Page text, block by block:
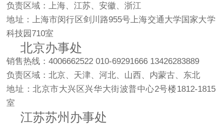
负责区域：上海、江苏、安徽、浙江
地址：上海市闵行区剑川路955号上海交通大学国家大学
科技园710室
北京办事处
销售热线：4006662522 010-69291666 13426283889
负责区域：北京、天津、河北、山西、内蒙古、东北
地址：北京市大兴区兴华大街波普中心2号楼1812-1815
室
江苏苏州办事处